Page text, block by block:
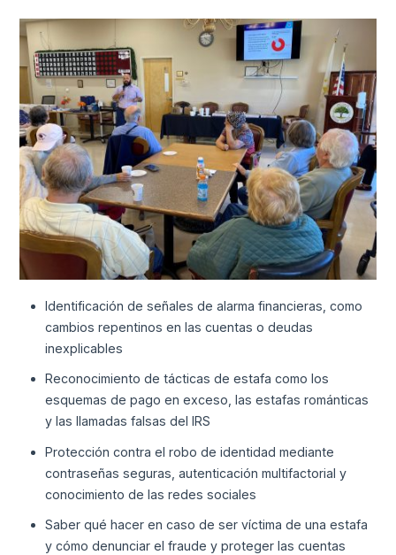
Identificación de señales de alarma financieras, como
cambios repentinos en las cuentas o deudas
inexplicables
Reconocimiento de tácticas de estafa como los
esquemas de pago en exceso, las estafas románticas
y las llamadas falsas del IRS
Protección contra el robo de identidad mediante
contraseñas seguras, autenticación multifactorial y
conocimiento de las redes sociales
Saber qué hacer en caso de ser víctima de una estafa
y cómo denunciar el fraude y proteger las cuentas